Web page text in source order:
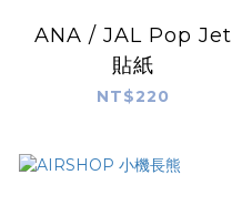
ANA / JAL Pop Jet
貼紙
NT$220